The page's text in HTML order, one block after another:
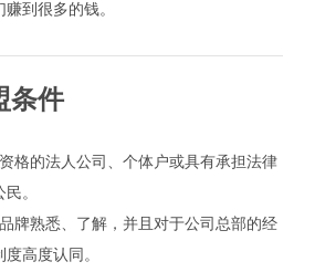
到很多的钱。
条件
的法人公司、个体户或具有承担法律
。
熟悉、了解，并且对于公司总部的经
高度认同。